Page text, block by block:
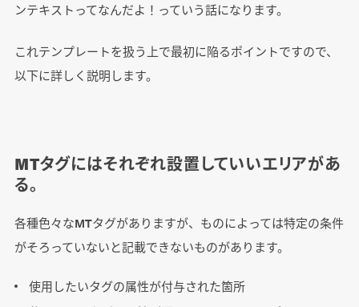
ンテキストってなんだよ！っていう話になります。
これテンプレートを扱う上で最初に陥るポイントですので、
以下に詳しく説明します。
MTタグにはそれぞれ設置していいエリアがあ
る。
各種色々なMTタグがありますが、ものによっては特定の条件
がそろっていないと記載できないものがあります。
使用したいタグの属性が付与された箇所